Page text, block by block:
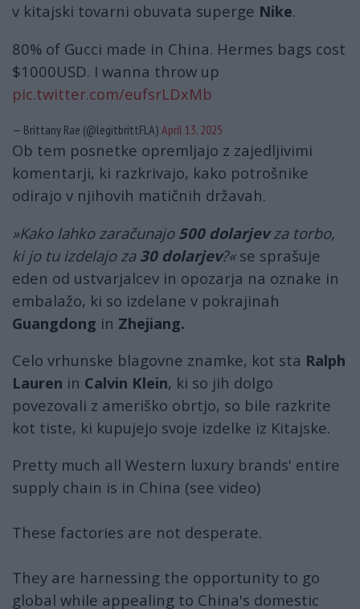
v kitajski tovarni obuvata superge Nike.
80% of Gucci made in China. Hermes bags cost
$1000USD. I wanna throw up
pic.twitter.com/eufsrLDxMb
— Brittany Rae (@legitbrittFLA) April 13, 2025
Ob tem posnetke opremljajo z zajedljivimi
komentarji, ki razkrivajo, kako potrošnike
odirajo v njihovih matičnih državah.
»Kako lahko zaračunajo 500 dolarjevza torbo,
ki jo tu izdelajo za 30 dolarjev?«se sprašuje
eden od ustvarjalcev in opozarja na oznake in
embalažo, ki so izdelane v pokrajinah
Guangdong in Zhejiang.
Celo vrhunske blagovne znamke, kot sta Ralph
Lauren in Calvin Klein, ki so jih dolgo
povezovali z ameriško obrtjo, so bile razkrite
kot tiste, ki kupujejo svoje izdelke iz Kitajske.
Pretty much all Western luxury brands' entire
supply chain is in China (see video)
These factories are not desperate.
They are harnessing the opportunity to go
global while appealing to China's domestic